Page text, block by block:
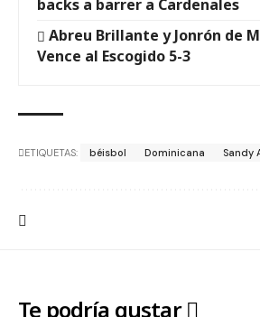
backs a barrer a Cardenales
Abreu Brillante y Jonrón de
Vence al Escogido 5-3
ETIQUETAS: béisbol Dominicana Sandy
Te podría gustar